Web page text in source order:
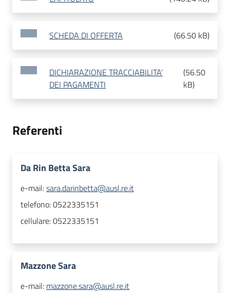
SCHEDA DI OFFERTA (66.50 kB)
DICHIARAZIONE TRACCIABILITA'
DEI PAGAMENTI
(56.50
kB)
Referenti
Da Rin Betta Sara
e-mail:sara.darinbetta@ausl.re.it
telefono:0522335151
cellulare:0522335151
Mazzone Sara
e-mail: mazzone.sara@ausl.re.it